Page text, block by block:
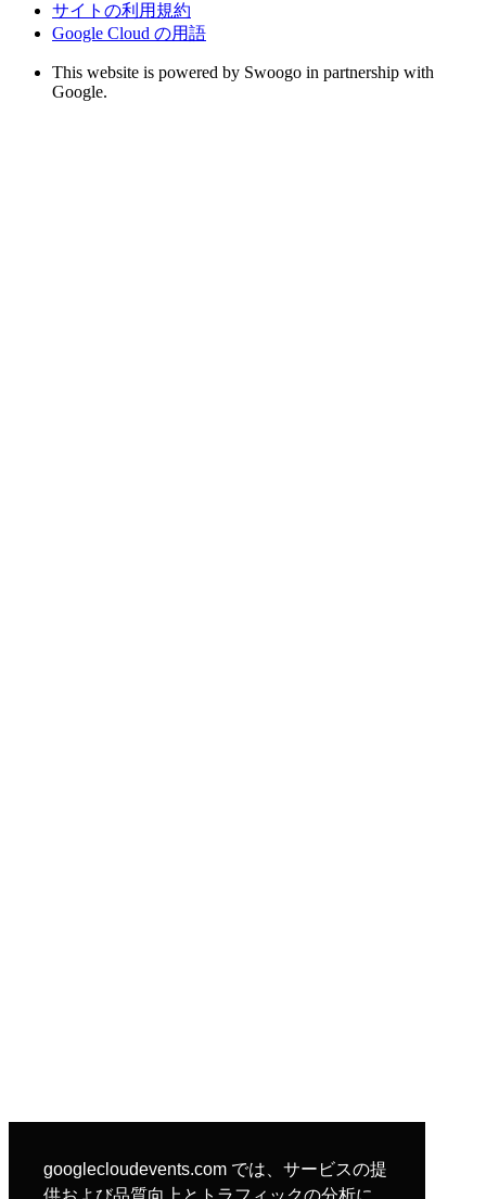
googlecloudevents.com では、サービスの提
供および品質向上とトラフィックの分析に
サイトの利用規約
Google Cloud の用語
This website is powered by Swoogo in partnership with
Google.